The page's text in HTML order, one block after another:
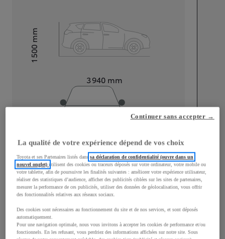
3 940 mm
Hauteur1 500
mm
Largeur
1 745mm
Consommation mixte
Consommation mixte
Émissions CO2
96 g/km
La qualité de votre expérience dépend de vos choix
Toyota et ses Partenaires listés danssa déclaration de confidentialité (ouvre dans un
nouvel onglet)utilisent des cookies ou traceurs déposés sur votre ordinateur, votre mobile ou
votre tablette, afin de poursuivre les finalités suivantes : améliorer votre expérience utilisateur,
réaliser des statistiques d’audience, afficher des publicités ciblées sur les sites de partenaires,
mesurer la performance de ces publicités, utiliser des données de géolocalisation, vous offrir
des fonctionnalités relatives aux réseaux sociaux.
Des cookies sont nécessaires au fonctionnement du site et de nos services, et sont déposés
automatiquement.
Pour une navigation optimale, nous vous invitons à accepter les cookies de performance et/ou
fonctionnels. En les refusant, vous perdriez des informations affichées sur notre site. Sous
Continuer sans accepter →